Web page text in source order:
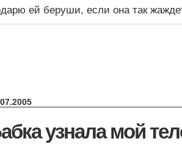
ей беруши, если она так
узнала мой